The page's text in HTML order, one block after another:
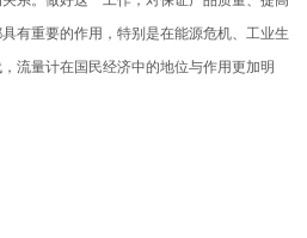
有重要的作用，特别是在能源危机、工业生
流量计在国民经济中的地位与作用更加明